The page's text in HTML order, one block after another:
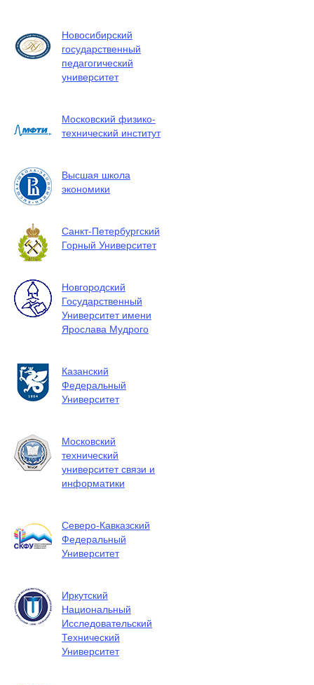
Новосибирский
государственный
педагогический
университет
Московский физико-
технический институт
Высшая школа
экономики
Санкт-Петербургский
Горный Университет
Новгородский
Государственный
Университет имени
Ярослава Мудрого
Казанский
Федеральный
Университет
Московский
технический
университет связи и
информатики
Северо-Кавказский
Федеральный
Университет
Иркутский
Национальный
Исследовательский
Технический
Университет